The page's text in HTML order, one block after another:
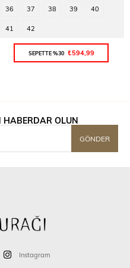
36 37 38 39 40
41 42
SEPETTE %30 ₺594,99
OLUN
GÖNDER
Instagram